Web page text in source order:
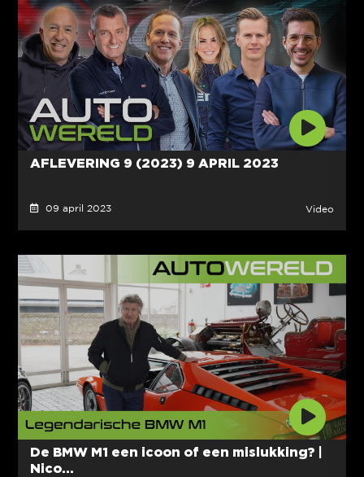
AFLEVERING 9 (2023) 9 APRIL 2023
09 april 2023 Video
De BMW M1 een icoon of een mislukking? |
Nico...